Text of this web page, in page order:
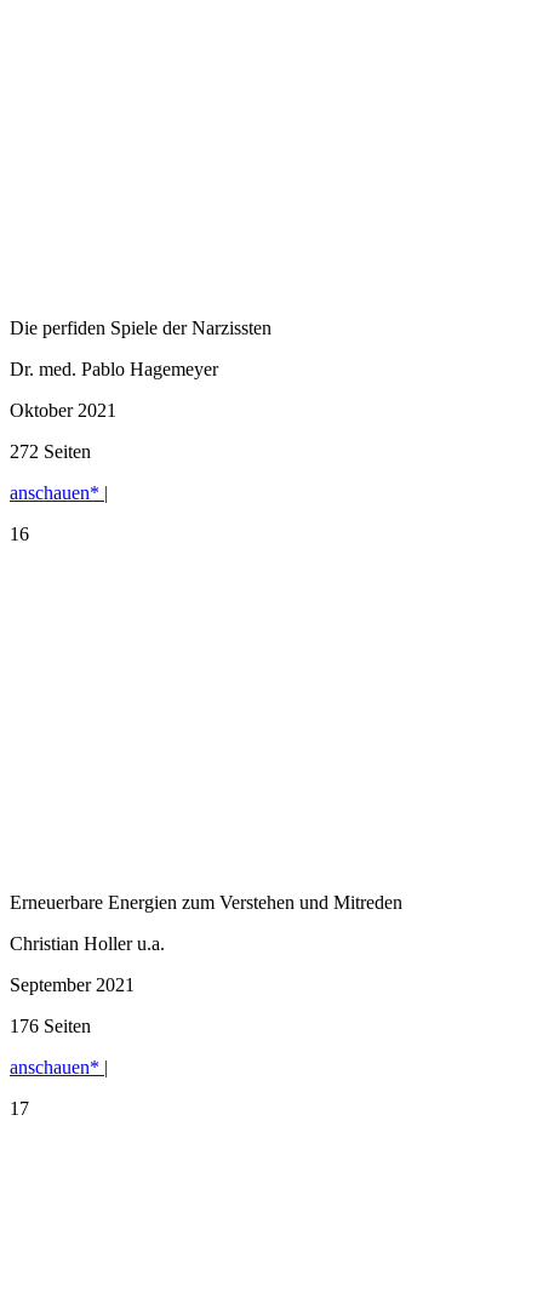
Die perfiden Spiele der Narzissten
Dr. med. Pablo Hagemeyer
Oktober 2021
272 Seiten
anschauen* |
16
Erneuerbare Energien zum Verstehen und Mitreden
Christian Holler u.a.
September 2021
176 Seiten
anschauen* |
17